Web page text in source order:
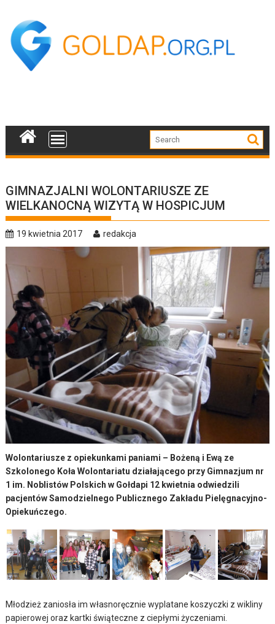
content
GIMNAZJALNI WOLONTARIUSZE ZE
WIELKANOCNĄ WIZYTĄ W HOSPICJUM
19 kwietnia 2017 redakcja
Wolontariusze z opiekunkami paniami – Bożeną i Ewą ze
Szkolonego Koła Wolontariatu działającego przy Gimnazjum nr
1 im. Noblistów Polskich w Gołdapi 12 kwietnia odwiedzili
pacjentów Samodzielnego Publicznego Zakładu Pielęgnacyjno-
Opiekuńczego.
Młodzież zaniosła im własnoręcznie wyplatane koszyczki z wikliny
papierowej oraz kartki świąteczne z ciepłymi życzeniami.